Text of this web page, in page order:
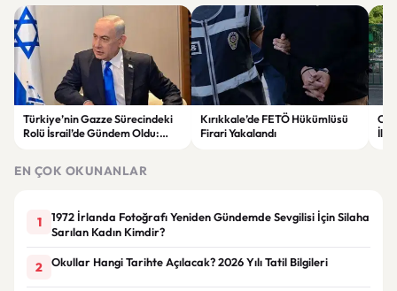
Türkiye’nin Gazze Sürecindeki
Rolü İsrail’de Gündem Oldu:
Kırıkkale’de FETÖ Hükümlüsü
Firari Yakalandı
EN ÇOK OKUNANLAR
1
1972 İrlanda Fotoğrafı Yeniden Gündemde Sevgilisi İçin Silaha
Sarılan Kadın Kimdir?
2 Okullar Hangi Tarihte Açılacak? 2026 Yılı Tatil Bilgileri